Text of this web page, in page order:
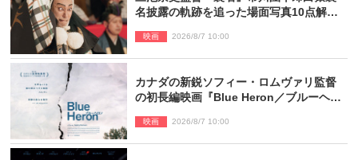
名披露の軌跡を追った場面写真10点解
映画 2026/8/7 10:00
カナダの新鋭ソフィー・ロムヴァリ監督
の初長編映画『Blue Heron／ブルーヘロ
映画 2026/8/7 10:00